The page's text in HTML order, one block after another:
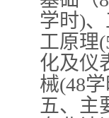
学时)
工原理
化及仪
械(48
五、主